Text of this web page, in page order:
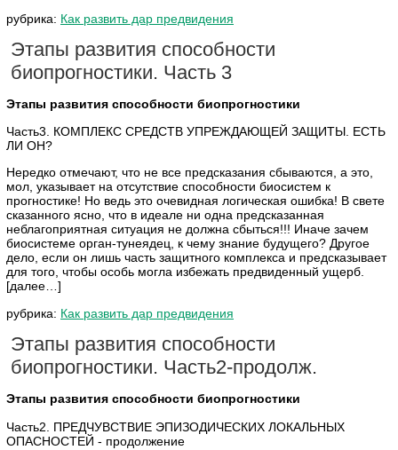
рубрика: Как развить дар предвидения
Этапы развития способности
биопрогностики. Часть 3
Этапы развития способности биопрогностики
Часть3. КОМПЛЕКС СРЕДСТВ УПРЕЖДАЮЩЕЙ ЗАЩИТЫ. ЕСТЬ
ЛИ OH?
Нередко отмечают, что не все предсказания сбываются, а это,
мол, указывает на отсутствие способности биосистем к
прогностике! Но ведь это очевидная логическая ошибка! В свете
сказанного ясно, что в идеале ни одна предсказанная
неблагоприятная ситуация не должна сбыться!!! Иначе зачем
биосистеме орган-тунеядец, к чему знание будущего? Другое
дело, если он лишь часть защитного комплекса и предсказывает
для того, чтобы особь могла избежать предвиденный ущерб.
[далее…]
рубрика: Как развить дар предвидения
Этапы развития способности
биопрогностики. Часть2-продолж.
Этапы развития способности биопрогностики
Часть2. ПРЕДЧУВСТВИЕ ЭПИЗОДИЧЕСКИХ ЛОКАЛЬНЫХ
ОПАСНОСТЕЙ - продолжение